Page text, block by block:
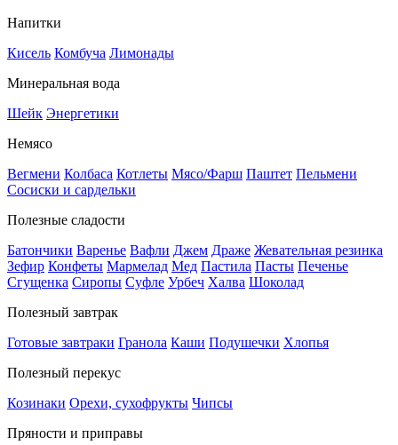
Напитки
Кисель Комбуча Лимонады
Минеральная вода
Шейк Энергетики
Немясо
Вегмени Колбаса Котлеты Мясо/Фарш Паштет Пельмени
Сосиски и сардельки
Полезные сладости
Батончики Варенье Вафли Джем Драже Жевательная резинка
Зефир Конфеты Мармелад Мед Пастила Пасты Печенье
Сгущенка Сиропы Суфле Урбеч Халва Шоколад
Полезный завтрак
Готовые завтраки Гранола Каши Подушечки Хлопья
Полезный перекус
Козинаки Орехи, сухофрукты Чипсы
Пряности и приправы